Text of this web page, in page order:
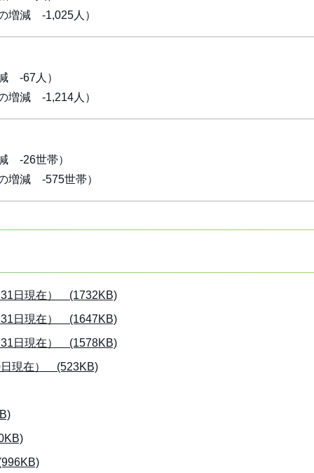
増減 -1,025人）
-67人）
増減 -1,214人）
-26世帯）
増減 -575世帯）
31日現在） (1732KB)
31日現在） (1647KB)
31日現在） (1578KB)
日現在） (523KB)